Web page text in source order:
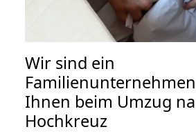
Wir sind ein
Ihnen beim Umzug
Hochkreuz